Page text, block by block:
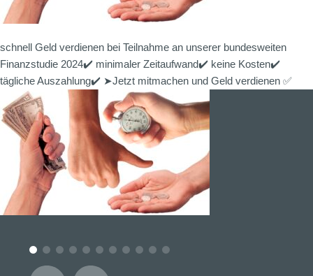
schnell Geld verdienen bei Teilnahme an unserer bundesweiten
Finanzstudie 2024✔️ minimaler Zeitaufwand✔️ keine Kosten✔️
tägliche Auszahlung✔️ ➤Jetzt mitmachen und Geld verdienen ✅